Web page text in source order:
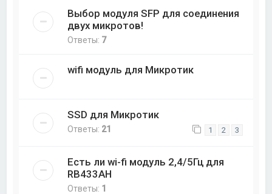
Выбор модуля SFP для соединения
двух микротов!
Ответы: 7
wifi модуль для Микротик
SSD для Микротик
Ответы: 21 1 2 3
Есть ли wi-fi модуль 2,4/5Гц для
RB433AH
Ответы: 1